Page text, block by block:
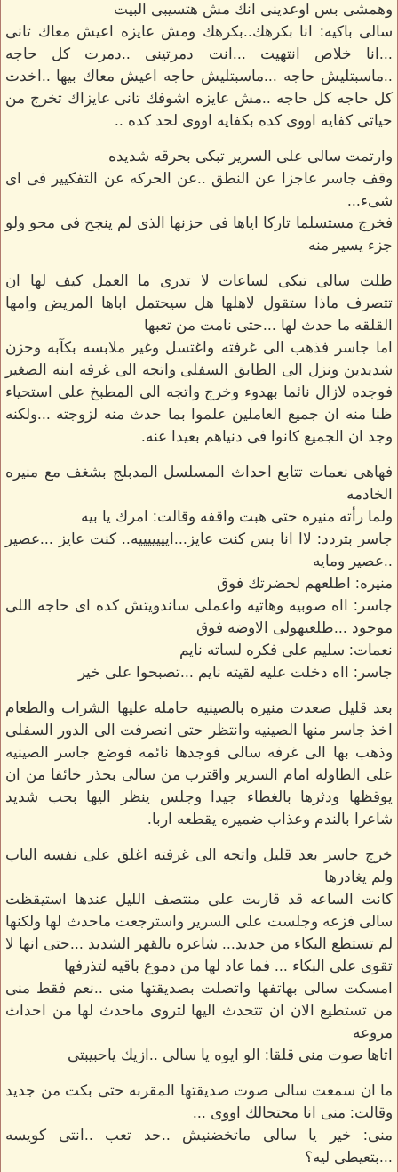
وهمشى بس اوعدينى انك مش هتسيبى البيت
سالى باكيه: انا بكرهك..بكرهك ومش عايزه اعيش معاك تانى
...انا خلاص انتهيت ...انت دمرتينى ..دمرت كل حاجه
..ماسبتليش حاجه ...ماسبتليش حاجه اعيش معاك بيها ..اخدت
كل حاجه كل حاجه ..مش عايزه اشوفك تانى عايزاك تخرج من
حياتى كفايه اووى كده بكفايه اووى لحد كده ..
وارتمت سالى على السرير تبكى بحرقه شديده
وقف جاسر عاجزا عن النطق ..عن الحركه عن التفكيير فى اى
شىء...
فخرج مستسلما تاركا اياها فى حزنها الذى لم ينجح فى محو ولو
جزء يسير منه
ظلت سالى تبكى لساعات لا تدرى ما العمل كيف لها ان
تتصرف ماذا ستقول لاهلها هل سيحتمل اباها المريض وامها
القلقه ما حدث لها ...حتى نامت من تعبها
اما جاسر فذهب الى غرفته واغتسل وغير ملابسه بكآبه وحزن
شديدين ونزل الى الطابق السفلى واتجه الى غرفه ابنه الصغير
فوجده لازال نائما بهدوء وخرج واتجه الى المطبخ على استحياء
ظنا منه ان جميع العاملين علموا بما حدث منه لزوجته ...ولكنه
وجد ان الجميع كانوا فى دنياهم بعيدا عنه.
فهاهى نعمات تتابع احداث المسلسل المدبلج بشغف مع منيره
الخادمه
ولما رأته منيره حتى هبت واقفه وقالت: امرك يا بيه
جاسر بتردد: لاا انا بس كنت عايز...ايييييييه.. كنت عايز ...عصير
..عصير ومايه
منيره: اطلعهم لحضرتك فوق
جاسر: ااه صوبيه وهاتيه واعملى ساندويتش كده اى حاجه اللى
موجود ...طلعيهولى الاوضه فوق
نعمات: سليم على فكره لساته نايم
جاسر: ااه دخلت عليه لقيته نايم ...تصبحوا على خير
بعد قليل صعدت منيره بالصينيه حامله عليها الشراب والطعام
اخذ جاسر منها الصينيه وانتظر حتى انصرفت الى الدور السفلى
وذهب بها الى غرفه سالى فوجدها نائمه فوضع جاسر الصينيه
على الطاوله امام السرير واقترب من سالى بحذر خائفا من ان
يوقظها ودثرها بالغطاء جيدا وجلس ينظر اليها بحب شديد
شاعرا بالندم وعذاب ضميره يقطعه اربا.
خرج جاسر بعد قليل واتجه الى غرفته اغلق على نفسه الباب
ولم يغادرها
كانت الساعه قد قاربت على منتصف الليل عندها استيقظت
سالى فزعه وجلست على السرير واسترجعت ماحدث لها ولكنها
لم تستطع البكاء من جديد... شاعره بالقهر الشديد ...حتى انها لا
تقوى على البكاء ... فما عاد لها من دموع باقيه لتذرفها
امسكت سالى بهاتفها واتصلت بصديقتها منى ..نعم فقط منى
من تستطيع الان ان تتحدث اليها لتروى ماحدث لها من احداث
مروعه
اتاها صوت منى قلقا: الو ايوه يا سالى ..ازيك ياحبيبتى
ما ان سمعت سالى صوت صديقتها المقربه حتى بكت من جديد
وقالت: منى انا محتجالك اووى ...
منى: خير يا سالى ماتخضنيش ..حد تعب ..انتى كويسه
...بتعيطى ليه؟